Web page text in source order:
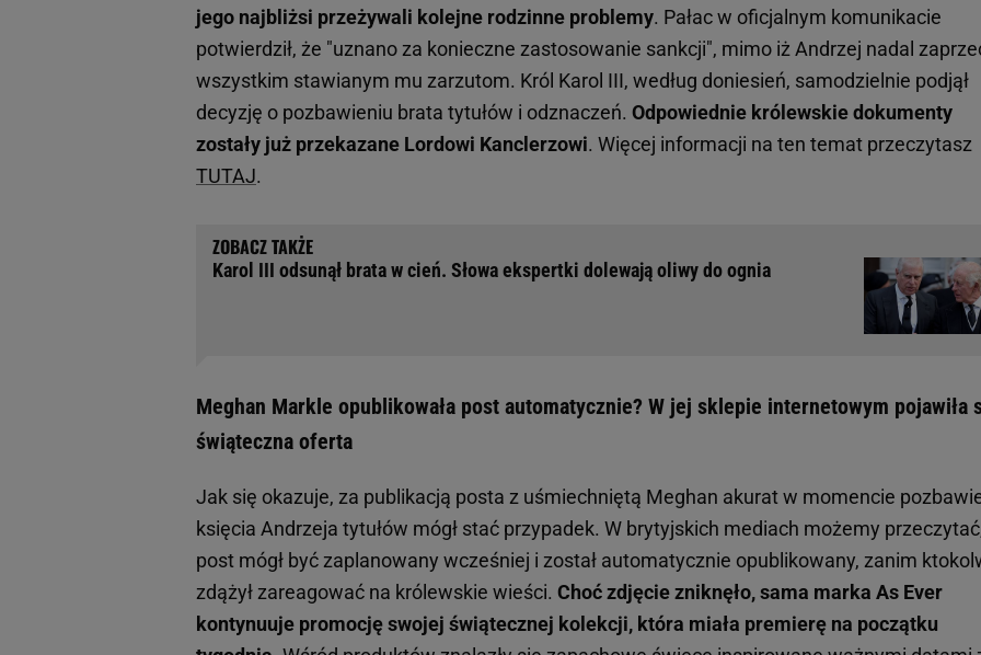
jego najbliżsi przeżywali kolejne rodzinne problemy. Pałac w oficjalnym komunikacie
potwierdził, że "uznano za konieczne zastosowanie sankcji", mimo iż Andrzej nadal
wszystkim stawianym mu zarzutom. Król Karol III, według doniesień, samodzielnie podjął
decyzję o pozbawieniu brata tytułów i odznaczeń. Odpowiednie królewskie dokumenty
zostały już przekazane Lordowi Kanclerzowi. Więcej informacji na ten temat przeczytasz
TUTAJ.
Karol III odsunął brata w cień. Słowa ekspertki dolewają oliwy do ognia
Meghan Markle opublikowała post automatycznie? W jej sklepie internetowym pojawiła
świąteczna oferta
Jak się okazuje, za publikacją posta z uśmiechniętą Meghan akurat w momencie
księcia Andrzeja tytułów mógł stać przypadek. W brytyjskich mediach możemy
post mógł być zaplanowany wcześniej i został automatycznie opublikowany, zanim
zdążył zareagować na królewskie wieści. Choć zdjęcie zniknęło, sama marka As Ever
kontynuuje promocję swojej świątecznej kolekcji, która miała premierę na początku